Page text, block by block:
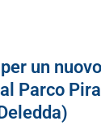
un
al Parco